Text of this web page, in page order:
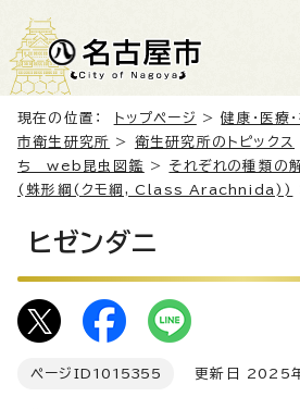
現在の位置： トップページ >健康・医療
市衛生研究所 > 衛生研究所のトピックス
ち web昆虫図鑑 > それぞれの種類の
(蛛形綱(クモ綱, Class Arachnida))
ヒゼンダニ
ページID 1015355 更新日 2025